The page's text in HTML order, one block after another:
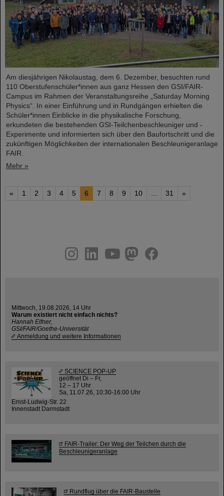
Am diesjährigen Nikolaustag, dem 6. Dezember, besuchten rund
110 Oberstufenschüler*innen aus ganz Hessen den GSI/FAIR-
Campus im Rahmen der Veranstaltungsreihe „Saturday Morning
Physics“. In einer Einführung und in Rundgängen erhielten die
Schüler*innen Einblicke in die physikalische Forschung,
erkundeten die bestehenden GSI-Teilchenbeschleuniger und -
Experimente und informierten sich über den Baufortschritt und die
zukünftigen Möglichkeiten der internationalen Beschleunigeranlage
FAIR.
Mehr »
« 1 2 3 4 5 6 7 8 9 10 31 »
youtube
helmholtz.social
facebook
Mittwoch, 19.08.2026, 14 Uhr
Warum existiert nicht einfach nichts?
Hannah Elfner,
GSI/FAIR/Goethe-Universität
Anmeldung und weitere Informationen
SCIENCE POP-UP
geöffnet Di – Fr,
12 – 17 Uhr
Sa, 11.07.26, 10:30-16:00 Uhr
Ernst-Ludwig-Str. 22
Innenstadt Darmstadt
FAIR-Trailer: Der Weg der Teilchen durch die
Beschleunigeranlage
Rundflug über die FAIR-Baustelle